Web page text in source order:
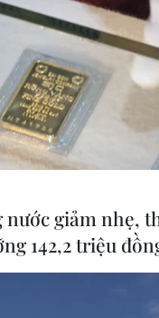
giáo Nam
Hòa Đông A, xã
chùa đẹp và có bề
số các ngôi chùa
nước giảm nhẹ,
142,2 triệu